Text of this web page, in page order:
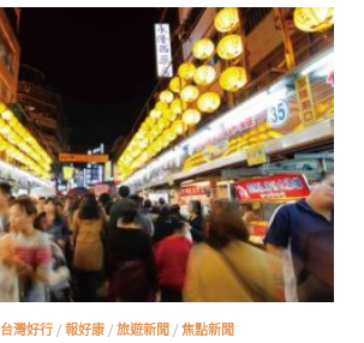
台灣好行 / 報好康 / 旅遊新聞 / 焦點新聞